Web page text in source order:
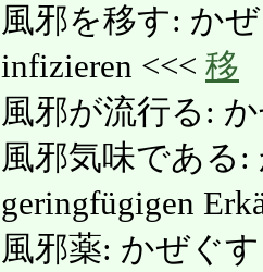
風邪を移す: か
infizieren <<< 移
風邪が流行る:
風邪気味である:
geringfügigen
風邪薬: かぜぐ